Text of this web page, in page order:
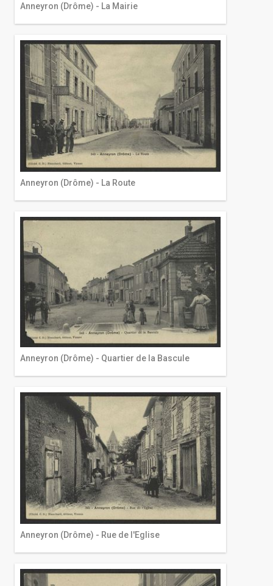
Anneyron (Drôme) - La Mairie
Anneyron (Drôme) - La Route
Anneyron (Drôme) - Quartier de la Bascule
Anneyron (Drôme) - Rue de l'Eglise